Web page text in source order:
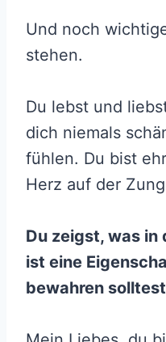
Und noch
stehen.
Du lebst und
dich niemals
fühlen. Du bist
Herz auf der
Du zeigst, was in
ist eine
bewahren